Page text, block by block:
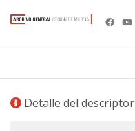
Detalle del descriptor